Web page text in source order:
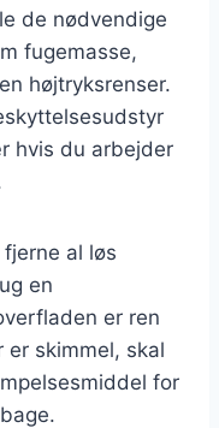
de nødvendige
fugemasse,
højtryksrenser.
hvis du arbejder
al løs
en
er ren
er skimmel, skal
for